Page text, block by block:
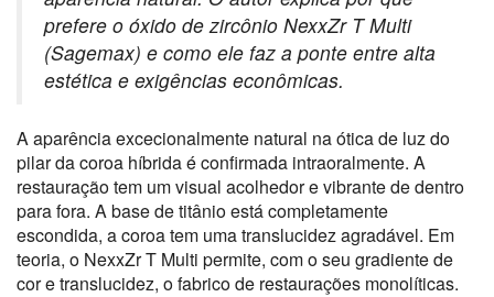
prefere o óxido de zircônio NexxZr T Multi
(Sagemax) e como ele faz a ponte entre alta
estética e exigências econômicas.
A aparência excecionalmente natural na ótica de luz do
pilar da coroa híbrida é confirmada intraoralmente. A
restauração tem um visual acolhedor e vibrante de dentro
para fora. A base de titânio está completamente
escondida, a coroa tem uma translucidez agradável. Em
teoria, o NexxZr T Multi permite, com o seu gradiente de
cor e translucidez, o fabrico de restaurações monolíticas.